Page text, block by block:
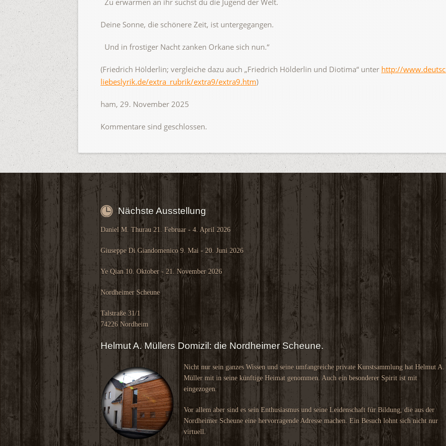
Zu erwarmen an ihr suchst du die Jugend der Welt.
Deine Sonne, die schönere Zeit, ist untergegangen.
Und in frostiger Nacht zanken Orkane sich nun.“
(Friedrich Hölderlin; vergleiche dazu auch „Friedrich Hölderlin und Diotima“ unter http://
liebeslyrik.de/extra_rubrik/extra9/extra9.htm)
ham, 29. November 2025
Kommentare sind geschlossen.
Nächste Ausstellung
Daniel M. Thurau 21. Februar - 4. April 2026
Giuseppe Di Giandomenico 9. Mai - 20. Juni 2026
Ye Qian 10. Oktober - 21. November 2026
Nordheimer Scheune
Talstraße 31/1
74226 Nordheim
Helmut A. Müllers Domizil: die Nordheimer Scheune.
Nicht nur sein ganzes Wissen und seine umfangreiche private Kunstsammlung hat Helmut A.
Müller mit in seine künftige Heimat genommen. Auch ein besonderer Spirit ist mit
eingezogen.
Vor allem aber sind es sein Enthusiasmus und seine Leidenschaft für Bildung, die aus der
Nordheimer Scheune eine hervorragende Adresse machen. Ein Besuch lohnt sich nicht nur
virtuell.